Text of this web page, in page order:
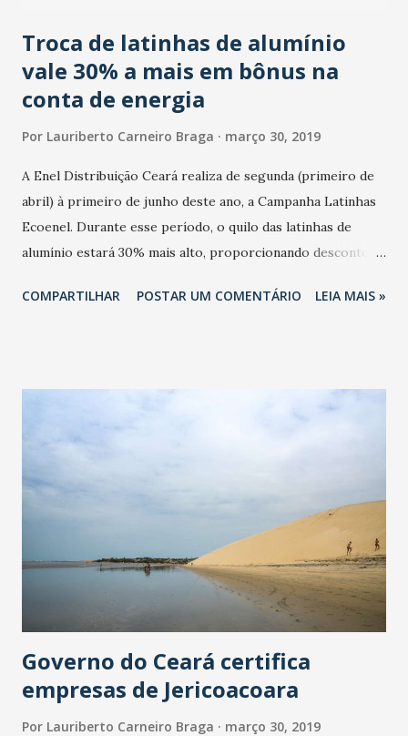
Troca de latinhas de alumínio
vale 30% a mais em bônus na
conta de energia
Por Lauriberto Carneiro Braga março 30, 2019
A Enel Distribuição Ceará realiza de segunda (primeiro de
abril) à primeiro de junho deste ano, a Campanha Latinhas
Ecoenel. Durante esse​ período, o quilo das latinhas de
alumínio estará 30% mais alto, proporcionando descontos
cadastrados no Ecoenel, programa que troca resíduos por
uma bolsa térmica personalizada do Ecoenel. O brinde
poderá ser retirado des 10 a 28 de junho, no ponto de
pontos dos bairros Dias Macedo, Edson Queiroz,
Jacarecanga, Maraponga, Messejana, Mondubim, Papicu,
Parangaba, Pirambu, Praia de Iracema, Presidente Kennedy,
Serrinha, Tancredo Neves e Cajazeiras estarão recebendo
as latinhas. Ecopontos de outros municípios como Caucaia,
Maracanaú, Canindé e Juazeiro do Norte,...
COMPARTILHAR POSTAR UM COMENTÁRIO LEIA MAIS »
Governo do Ceará certifica
empresas de Jericoacoara
Por Lauriberto Carneiro Braga março 30, 2019